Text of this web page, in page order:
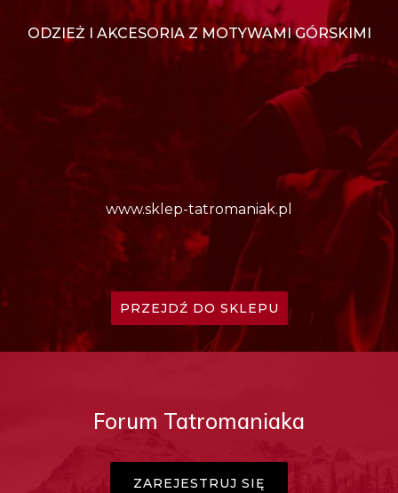
ODZIEŻ I AKCESORIA Z MOTYWAMI GÓRSKIMI
www.sklep-tatromaniak.pl
PRZEJDŹ DO SKLEPU
Forum Tatromaniaka
ZAREJESTRUJ SIĘ